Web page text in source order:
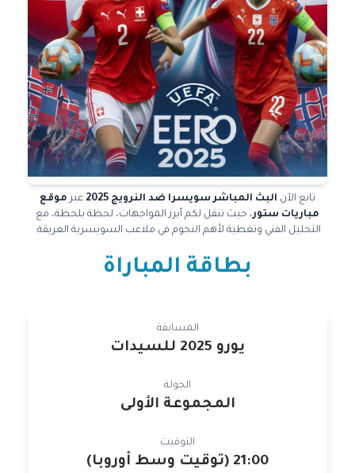
تابع الآن البث المباشر سويسرا ضد النرويج 2025 عبر موقع
مباريات ستور، حيث تنقل لكم أبرز المواجهات، لحظة بلحظة، مع
التحليل الفني وتغطية لأهم النجوم في ملاعب السويسرية العريقة.
بطاقة المباراة
المسابقة
يورو 2025 للسيدات
الجولة
المجموعة الأولى
التوقيت
21:00 (توقيت وسط أوروبا)